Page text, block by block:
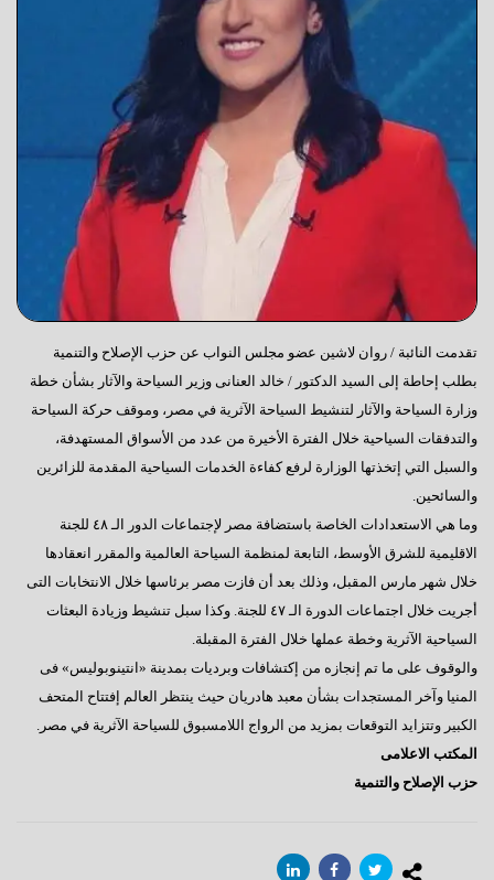
تقدمت النائبة / روان لاشين عضو مجلس النواب عن حزب الإصلاح والتنمية
بطلب إحاطة إلى السيد الدكتور / خالد العنانى وزير السياحة والآثار بشأن خطة
وزارة السياحة والآثار لتنشيط السياحة الآثرية في مصر، وموقف حركة السياحة
والتدفقات السياحية خلال الفترة الأخيرة من عدد من الأسواق المستهدفة،
والسبل التي إتخذتها الوزارة لرفع كفاءة الخدمات السياحية المقدمة للزائرين
والسائحين.
وما هي الاستعدادات الخاصة باستضافة مصر لإجتماعات الدور الـ ٤٨ للجنة
الاقليمية للشرق الأوسط، التابعة لمنظمة السياحة العالمية والمقرر انعقادها
خلال شهر مارس المقبل، وذلك بعد أن فازت مصر برئاسها خلال الانتخابات التى
أجريت خلال اجتماعات الدورة الـ ٤٧ للجنة. وكذا سبل تنشيط وزيادة البعثات
السياحية الآثرية وخطة عملها خلال الفترة المقبلة.
والوقوف على ما تم إنجازه من إكتشافات وبرديات بمدينة «انتينوبوليس» فى
المنيا وآخر المستجدات بشأن معبد هادريان حيث ينتظر العالم إفتتاح المتحف
الكبير وتتزايد التوقعات بمزيد من الرواج اللامسبوق للسياحة الآثرية في مصر.
المكتب الاعلامى
حزب الإصلاح والتنمية